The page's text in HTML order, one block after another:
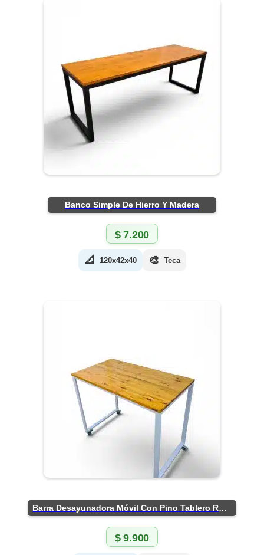
Banco Simple De Hierro Y Madera
$7.200
📐 120x42x40 🎨 Teca
Barra Desayunadora Móvil Con Pino Tablero Rústico
$9.900